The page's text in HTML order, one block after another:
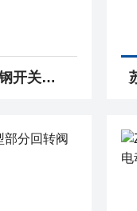
DQW330-35苏贝铸钢开关型电动通风蝶阀 执行机构